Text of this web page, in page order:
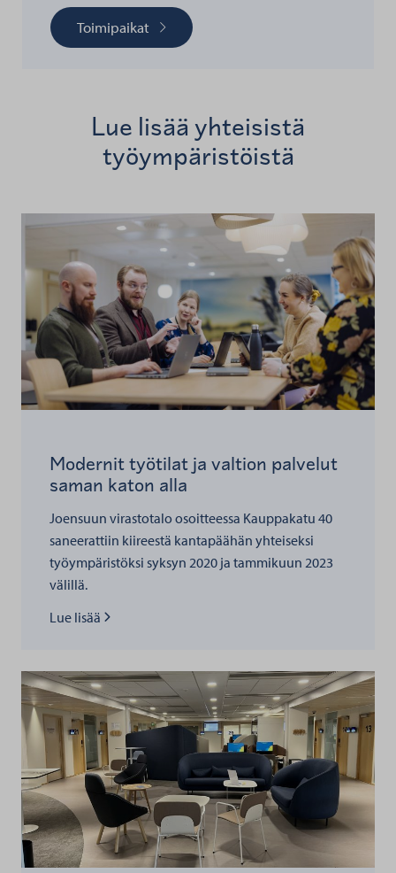
Toimipaikat
Lue lisää yhteisistä
työympäristöistä
Modernit työtilat ja valtion palvelut
saman katon alla
Joensuun virastotalo osoitteessa Kauppakatu 40
saneerattiin kiireestä kantapäähän yhteiseksi
työympäristöksi syksyn 2020 ja tammikuun 2023
välillä.
Lue lisää kohteesta
Lue lisää
Lappeenrannan virastotalon aula